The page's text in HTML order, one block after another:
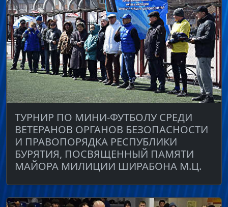
ТУРНИР ПО МИНИ-ФУТБОЛУ СРЕДИ
ВЕТЕРАНОВ ОРГАНОВ БЕЗОПАСНОСТИ
И ПРАВОПОРЯДКА РЕСПУБЛИКИ
БУРЯТИЯ, ПОСВЯЩЕННЫЙ ПАМЯТИ
МАЙОРА МИЛИЦИИ ШИРАБОНА М.Ц.